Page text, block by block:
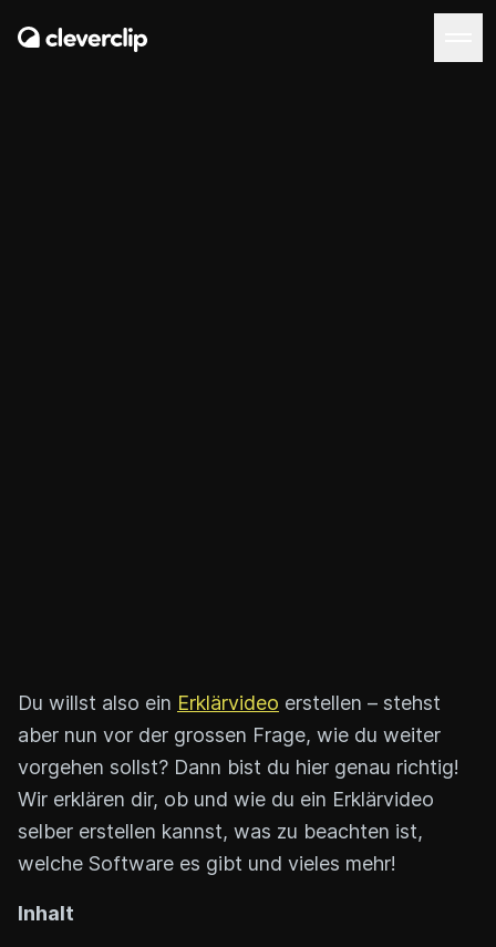
Du willst also ein Erklärvideo erstellen – stehst
aber nun vor der grossen Frage, wie du weiter
vorgehen sollst? Dann bist du hier genau richtig!
Wir erklären dir, ob und wie du ein Erklärvideo
selber erstellen kannst, was zu beachten ist,
welche Software es gibt und vieles mehr!
Inhalt